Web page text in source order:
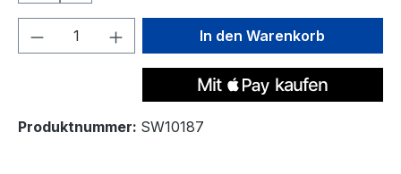
Produkt Anzahl: Gib denIn den Warenkorb
Produktnummer: SW10187